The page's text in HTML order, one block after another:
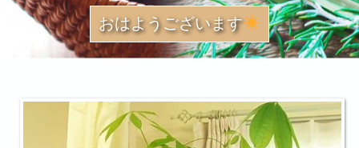
おはようございます